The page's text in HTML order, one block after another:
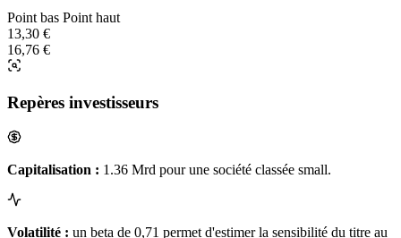
Point bas Point haut
13,30 €
16,76 €
Repères investisseurs
Capitalisation : 1.36 Mrd pour une société classée small.
Volatilité : un beta de 0,71 permet d'estimer la sensibilité du titre au